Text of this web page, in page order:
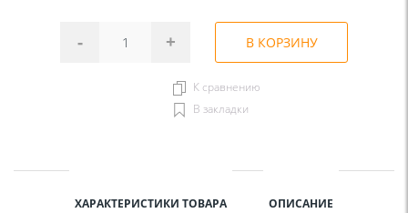
- + В КОРЗИНУ
К сравнению
В закладки
ХАРАКТЕРИСТИКИ ТОВАРА ОПИСАНИЕ